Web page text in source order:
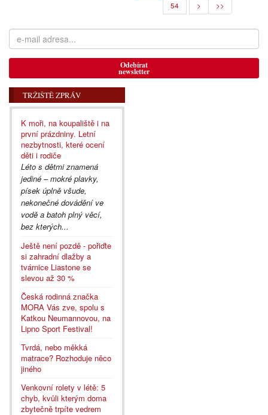
54
> >>
Odebírat
newsletter
TRŽIŠTĚ ZPRÁV
K moři, na koupaliště i na
první prázdniny. Letní
nezbytnosti, které ocení
děti i rodiče
Léto s dětmi znamená
jediné – mokré plavky,
písek úplně všude,
nekonečné dovádění ve
vodě a batoh plný věcí,
bez kterých...
Ještě není pozdě - pořiďte
si zahradní dlažby a
tvárnice Liastone se
slevou až 30 %
Česká rodinná značka
MORA Vás zve, spolu s
Katkou Neumannovou, na
Lipno Sport Festival!
Tvrdá, nebo měkká
matrace? Rozhoduje něco
jiného
Venkovní rolety v létě: 5
chyb, kvůli kterým doma
zbytečně trpíte vedrem